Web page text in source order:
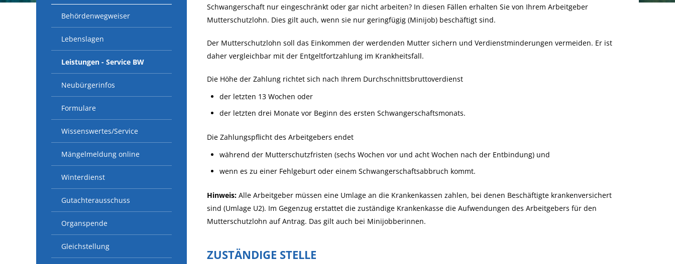
Behördenwegweiser
Lebenslagen
Leistungen - Service BW
Neubürgerinfos
Formulare
Wissenswertes/Service
Mängelmeldung online
Winterdienst
Gutachterausschuss
Organspende
Gleichstellung
Schwangerschaft nur eingeschränkt oder gar nicht arbeiten? In diesen Fällen erhalten Sie von Ihrem Arbeitgeber
Mutterschutzlohn. Dies gilt auch, wenn sie nur geringfügig (Minijob) beschäftigt sind.
Der Mutterschutzlohn soll das Einkommen der werdenden Mutter sichern und Verdienstminderungen vermeiden. Er ist
daher vergleichbar mit der Entgeltfortzahlung im Krankheitsfall.
Die Höhe der Zahlung richtet sich nach Ihrem Durchschnittsbruttoverdienst
der letzten 13 Wochen oder
der letzten drei Monate vor Beginn des ersten Schwangerschaftsmonats.
Die Zahlungspflicht des Arbeitgebers endet
während der Mutterschutzfristen (sechs Wochen vor und acht Wochen nach der Entbindung) und
wenn es zu einer Fehlgeburt oder einem Schwangerschaftsabbruch kommt.
Hinweis: Alle Arbeitgeber müssen eine Umlage an die Krankenkassen zahlen, bei denen Beschäftigte krankenversichert
sind (Umlage U2). Im Gegenzug erstattet die zuständige Krankenkasse die Aufwendungen des Arbeitgebers für den
Mutterschutzlohn auf Antrag. Das gilt auch bei Minijobberinnen.
ZUSTÄNDIGE STELLE